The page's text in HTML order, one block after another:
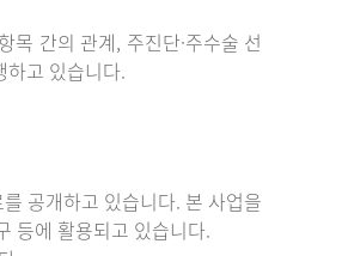
간의 관계, 주진단·주수술 선
하고 있습니다.
공개하고 있습니다. 본 사업을
등에 활용되고 있습니다.